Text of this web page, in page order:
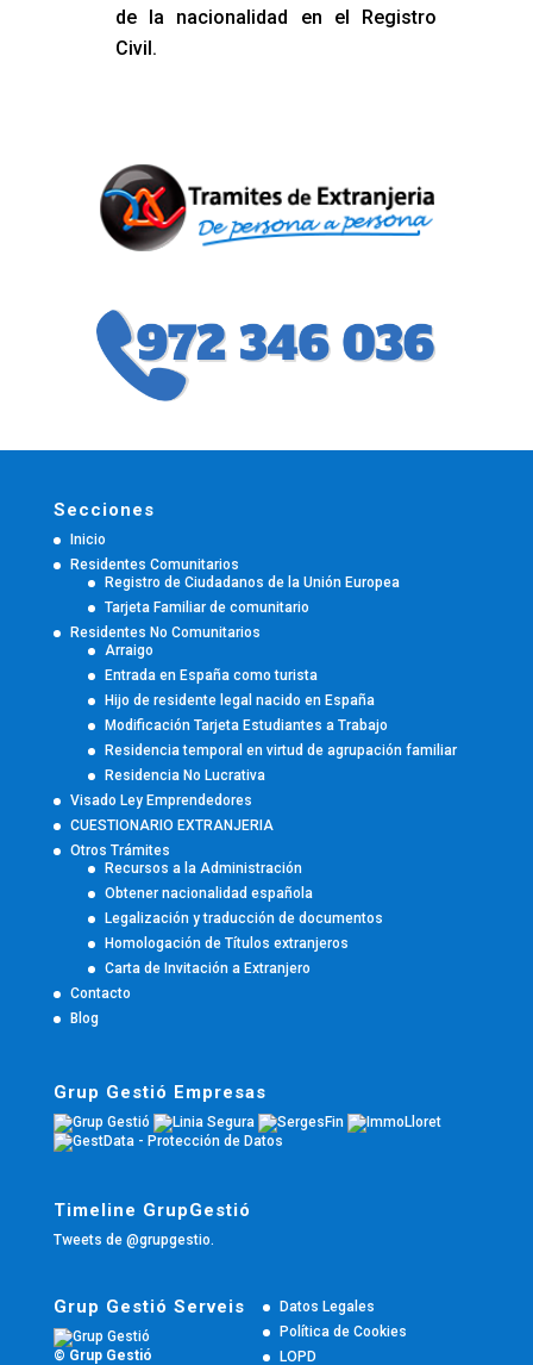
de la nacionalidad en el Registro
Civil.
Secciones
Inicio
Residentes Comunitarios
Registro de Ciudadanos de la Unión Europea
Tarjeta Familiar de comunitario
Residentes No Comunitarios
Arraigo
Entrada en España como turista
Hijo de residente legal nacido en España
Modificación Tarjeta Estudiantes a Trabajo
Residencia temporal en virtud de agrupación familiar
Residencia No Lucrativa
Visado Ley Emprendedores
CUESTIONARIO EXTRANJERIA
Otros Trámites
Recursos a la Administración
Obtener nacionalidad española
Legalización y traducción de documentos
Homologación de Títulos extranjeros
Carta de Invitación a Extranjero
Contacto
Blog
Grup Gestió Empresas
Timeline GrupGestió
Tweets de @grupgestio.
Grup Gestió Serveis
© Grup Gestió
Datos Legales
Política de Cookies
LOPD